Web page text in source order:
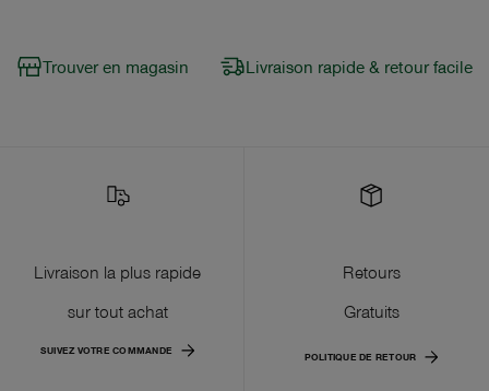
Trouver en magasin Livraison rapide & retour facile
Livraison la plus rapide
sur tout achat
SUIVEZ VOTRE COMMANDE
Retours
Gratuits
POLITIQUE DE RETOUR